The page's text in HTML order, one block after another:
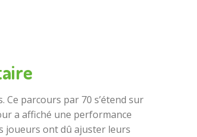
Ce parcours par 70 s’étend sur
a affiché une performance
joueurs ont dû ajuster leurs